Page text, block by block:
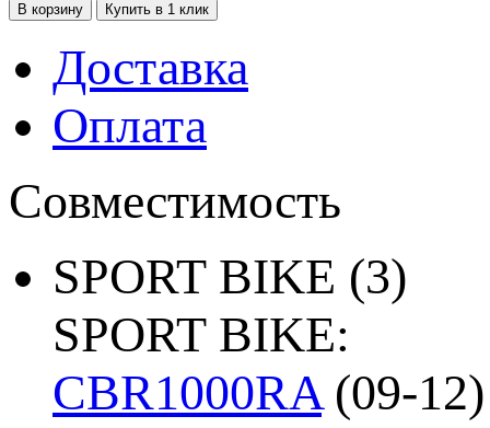
Доставка
Оплата
Совместимость
SPORT BIKE (3)
SPORT BIKE:
CBR1000RA(09-12)